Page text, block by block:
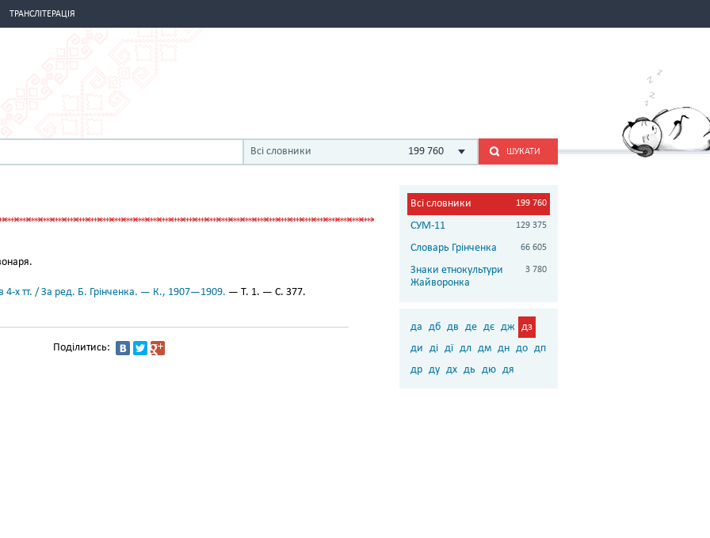
ТРАНСЛІТЕРАЦІЯ
Всі словники 199 760 ШУКАТИ
4-х тт. / За ред. Б. Грінченка. — К., 1907—1909. — Т. 1. — С. 377.
Поділитись:
Всі словники 199 760
СУМ-11 129 375
Словарь Грінченка 66 605
Знаки етнокультури
Жайворонка
3 780
да дб дв де дє дж дз
ди ді дї дл дм дн до дп
др ду дх дь дю дя